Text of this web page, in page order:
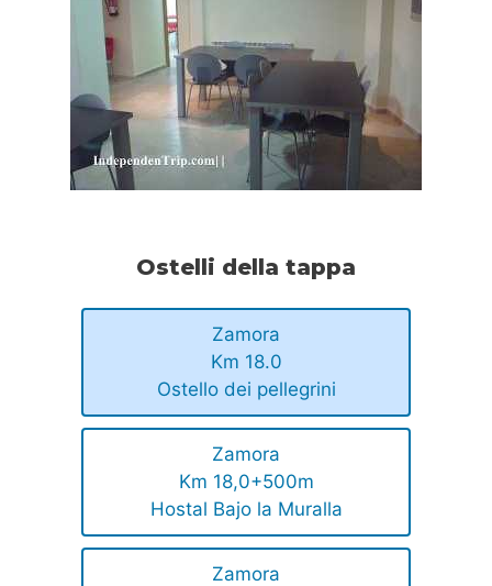
Ostelli della tappa
Zamora
Km 18.0
Ostello dei pellegrini
Zamora
Km 18,0+500m
Hostal Bajo la Muralla
Zamora